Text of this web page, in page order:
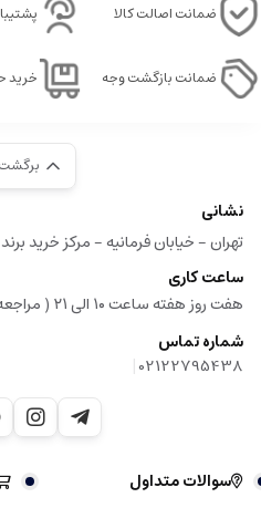
ضمانت اصالت کالا پشتیبانی ۷
ضمانت بازگشت وجه خرید
برگشت
نشانی
تهران - خیابان فرمانیه - مرکز خرید
ساعت کاری
هفت روز هفته ساعت ۱۰ الی ۲۱ ( مراجعه حضوری با هماهنگی قبلی )
شماره تماس
02122795438
|
سوالات متداول